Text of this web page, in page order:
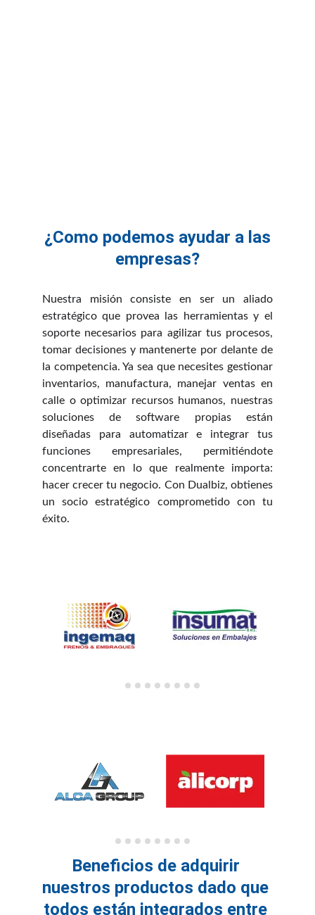
¿Como podemos ayudar a las
empresas?
Nuestra misión consiste en ser un aliado
estratégico que provea las herramientas y el
soporte necesarios para agilizar tus procesos,
tomar decisiones y mantenerte por delante de
la competencia. Ya sea que necesites gestionar
inventarios, manufactura, manejar ventas en
calle o optimizar recursos humanos, nuestras
soluciones de software propias están
diseñadas para automatizar e integrar tus
funciones empresariales, permitiéndote
concentrarte en lo que realmente importa:
hacer crecer tu negocio. Con Dualbiz, obtienes
un socio estratégico comprometido con tu
éxito.
Beneficios de adquirir
nuestros productos dado que
todos están integrados entre